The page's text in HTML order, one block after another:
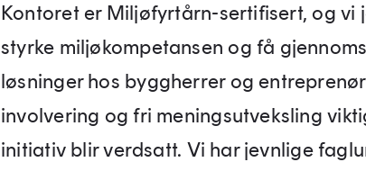
Kontoret er Miljøfyrtårn-sertifisert, og vi
styrke miljøkompetansen og få
løsninger hos byggherrer og
involvering og fri meningsutveksling
initiativ blir verdsatt. Vi har jevnlige